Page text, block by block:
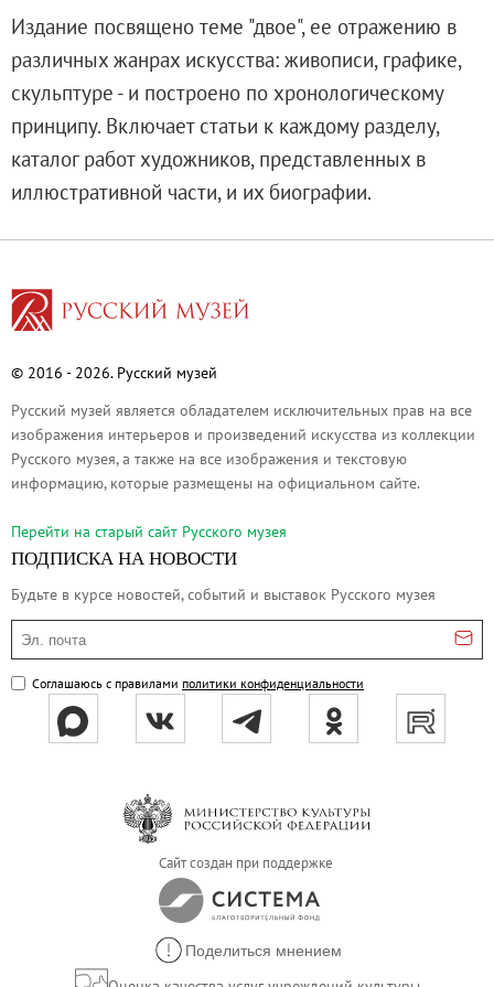
Адреса и часы работы
Правила покупки и возврата билетов
Правила посещения музея
Высказать мнение / Сообщить о проблеме
Экскурсии
Лекторий
Абонементы
Программы и мероприятия
Социально-культурные проекты
Для СМИ
О Музее
Генеральный директор
Дворцы и сады
Корпус Бенуа
Михайловский (Инженерный) замок
Мраморный дворец
Домик Петра I
Летний дворец Петра I
Летний сад
Михайловский сад
Западный павильон Михайловского
Восточный павильон Михайловского
Издание посвящено теме "двое", ее отражению в
различных жанрах искусства: живописи, графике,
скульптуре - и построено по хронологическому
принципу. Включает статьи к каждому разделу,
каталог работ художников, представленных в
иллюстративной части, и их биографии.
© 2016 - 2026. Русский музей
Русский музей является обладателем исключительных прав на все
изображения интерьеров и произведений искусства из коллекции
Русского музея, а также на все изображения и текстовую
информацию, которые размещены на официальном сайте.
Перейти на cтарый сайт Русского музея
ПОДПИСКА НА НОВОСТИ
Будьте в курсе новостей, событий и выставок Русского музея
Эл. почта
Соглашаюсь с правилами политики конфиденциальности
Сайт создан при поддержке
Поделиться мнением